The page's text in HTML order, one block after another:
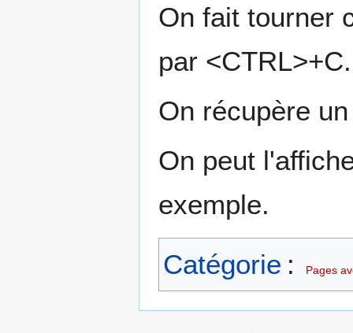
On fait tourner
par <CTRL>+C.
On récupère
On peut
exemple.
Catégorie : Pages